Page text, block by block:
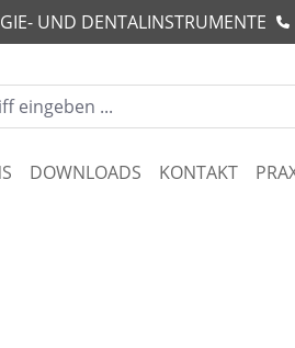
UND DENTALINSTRUMENTE
DOWNLOADS KONTAKT